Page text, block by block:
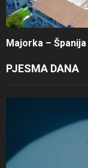
Majorka – Španija
PJESMA DANA